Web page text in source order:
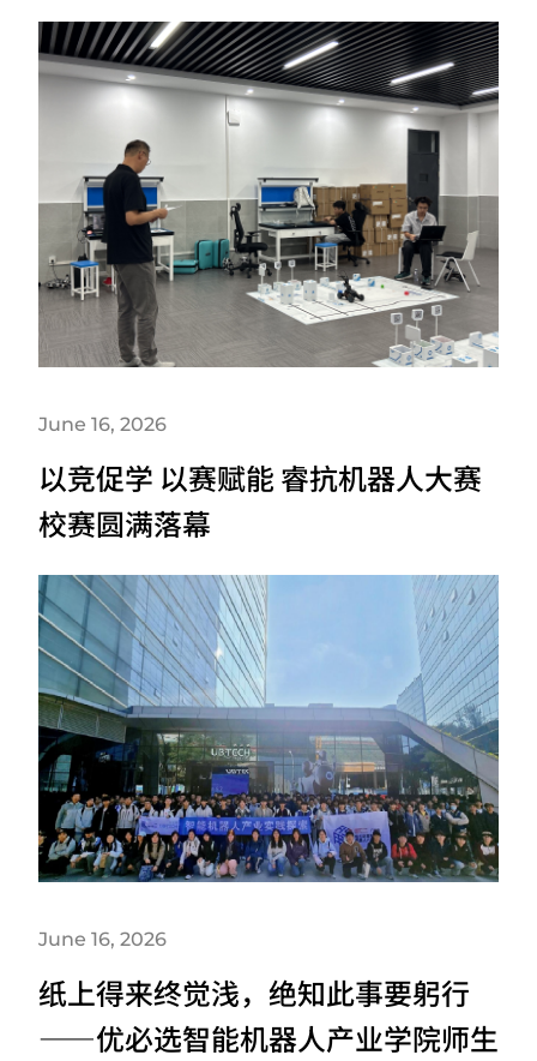
June 16, 2026
以竞促学 以赛赋能 睿抗机器人大赛
校赛圆满落幕
June 16, 2026
纸上得来终觉浅，绝知此事要躬行​
——优必选智能机器人产业学院师生